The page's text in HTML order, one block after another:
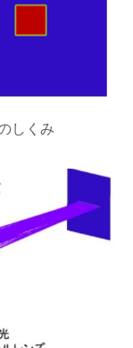
しくみ